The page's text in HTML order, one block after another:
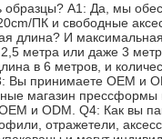
образцы? A1: Да, мы
ПК и свободные
длина? И
метра или даже 3
в 6 метров, и
Вы принимаете OEM и
магазин прессформы
и ODM. Q4: Как вы
отражетели,